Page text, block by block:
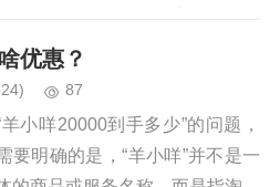
单分期次数、还款稳定性等数据
法计算。当用户连续三个月保持
优惠？
87
羊小咩20000到手多少”的问题，
要明确的是，“羊小咩”并不是一